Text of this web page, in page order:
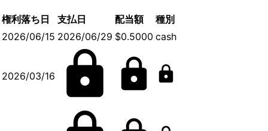
権利落ち日 支払日 配当額
種別
2026/06/15 2026/06/29 $0.5000 cash
2026/03/16